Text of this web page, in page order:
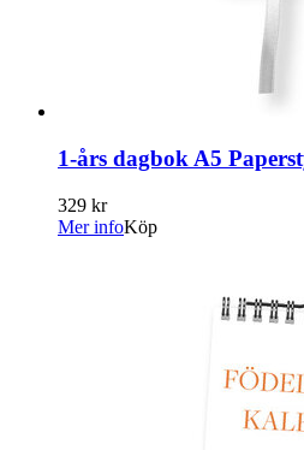
1-års dagbok A5
329 kr
Mer infoKöp